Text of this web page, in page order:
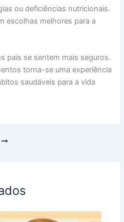
ou deficiências nutricionais.
escolhas melhores para a
pais se sentem mais seguros.
torna-se uma experiência
saudáveis para a vida